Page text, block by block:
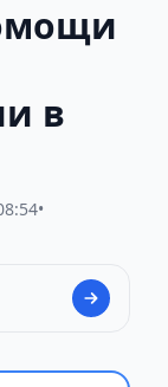
в
•